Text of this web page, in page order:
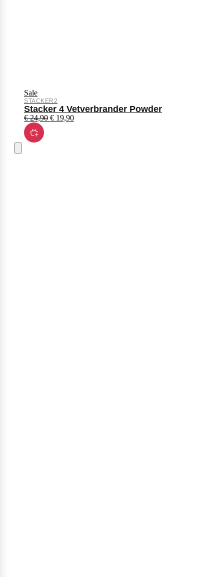
Sale
STACKER2
Stacker 4 Vetverbrander Powder
€24,90 € 19,90